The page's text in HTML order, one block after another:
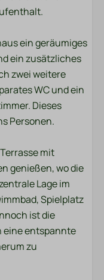
ein geräumiges
ein zusätzliches
zwei weitere
WC und ein
Dieses
Personen.
mit
genießen, wo die
Lage im
Spielplatz
ist die
eine entspannte
zu